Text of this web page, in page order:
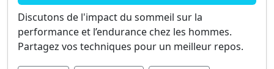
Discutons de l'impact du sommeil sur la
performance et l’endurance chez les hommes.
Partagez vos techniques pour un meilleur repos.